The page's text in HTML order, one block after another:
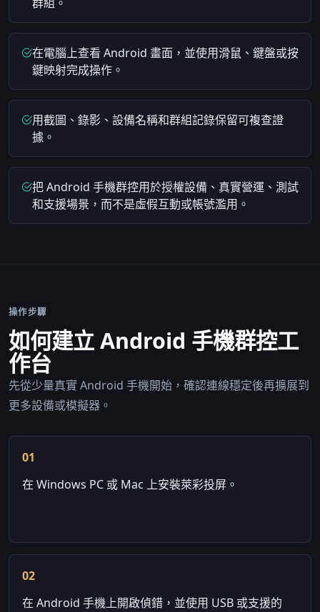
在電腦上查看 Android 畫面，並使用滑鼠、鍵盤或按
鍵映射完成操作。
用截圖、錄影、設備名稱和群組記錄保留可複查證
據。
把 Android 手機群控用於授權設備、真實營運、測試
和支援場景，而不是虛假互動或帳號濫用。
操作步驟
如何建立 Android 手機群控工
作台
先從少量真實 Android 手機開始，確認連線穩定後再擴展到
更多設備或模擬器。
01
在 Windows PC 或 Mac 上安裝萊彩投屏。
02
在 Android 手機上開啟偵錯，並使用 USB 或支援的